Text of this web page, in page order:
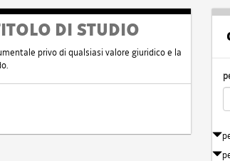
DI STUDIO
privo di qualsiasi valore giuridico e la